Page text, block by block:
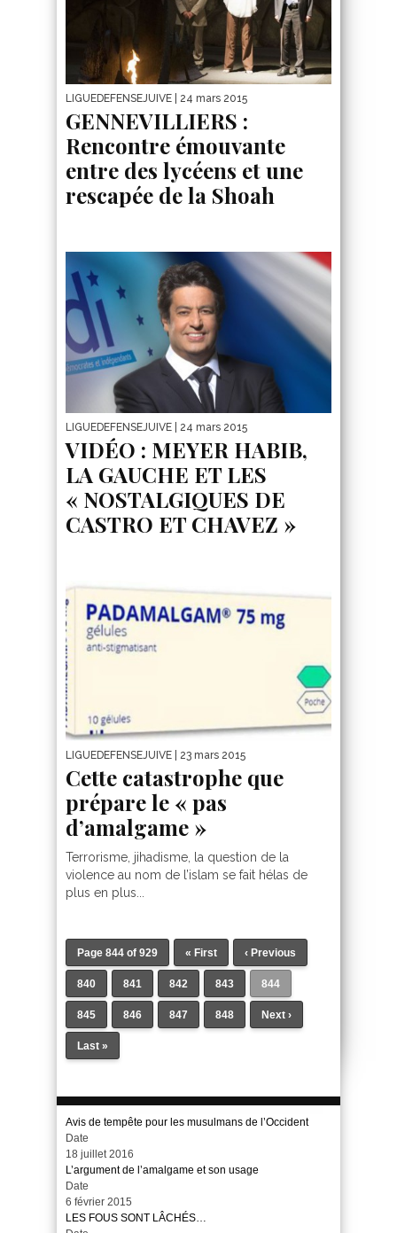
LIGUEDEFENSEJUIVE | 24 mars 2015
GENNEVILLIERS :
Rencontre émouvante
entre des lycéens et une
rescapée de la Shoah
LIGUEDEFENSEJUIVE | 24 mars 2015
VIDÉO : MEYER HABIB,
LA GAUCHE ET LES
« NOSTALGIQUES DE
CASTRO ET CHAVEZ »
LIGUEDEFENSEJUIVE | 23 mars 2015
Cette catastrophe que
prépare le « pas
d’amalgame »
Terrorisme, jihadisme, la question de la
violence au nom de l’islam se fait hélas de
plus en plus...
Page 844 of 929 « First ‹ Previous
840 841 842 843 844
845 846 847 848 Next ›
Last »
Avis de tempête pour les musulmans de l’Occident
Date
18 juillet 2016
L’argument de l’amalgame et son usage
Date
6 février 2015
LES FOUS SONT LÂCHÉS…